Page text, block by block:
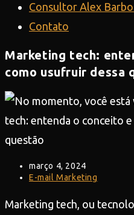
Consultor Alex
Contato
Marketing tech:
como usufruir dessa
Post
publicado:
março 4, 2024
Categoria
post:
E-mail Marketing
Marketing tech, ou